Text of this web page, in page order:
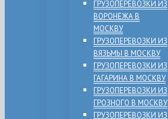
ГРУЗОПЕРЕВОЗКИ ИЗ
ВОРОНЕЖА В
МОСКВУ
ГРУЗОПЕРЕВОЗКИ ИЗ
ВЯЗЬМЫ В МОСКВУ
ГРУЗОПЕРЕВОЗКИ ИЗ
ГАГАРИНА В МОСКВУ
ГРУЗОПЕРЕВОЗКИ ИЗ
ГРОЗНОГО В МОСКВУ
ГРУЗОПЕРЕВОЗКИ ИЗ